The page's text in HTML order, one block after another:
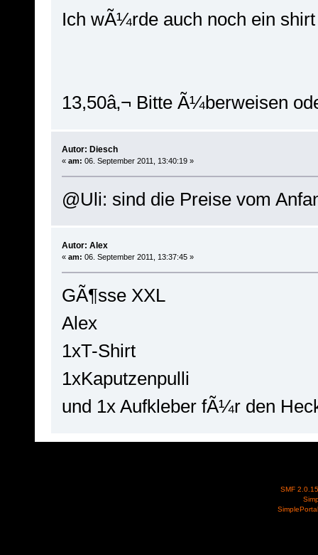
Ich wÃ¼rde auch noch ein
13,50â‚¬ Bitte Ã¼berweisen
Autor: Diesch
« am: 06. September 2011, 13:40:19 »
@Uli: sind die Preise vom
Autor: Alex
« am: 06. September 2011, 13:37:45 »
GÃ¶sse XXL
Alex
1xT-Shirt
1xKaputzenpulli
und 1x Aufkleber fÃ¼r den
SMF 2.0.15